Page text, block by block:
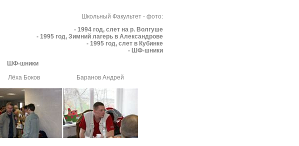
Школьный Факультет - фото:
- 1994 год, слет на р. Волгуше
- 1995 год, Зимний лагерь в Александрове
- 1995 год, слет в Кубинке
- ШФ-шники
ШФ-шники
Лёха Боков
Баранов Андрей